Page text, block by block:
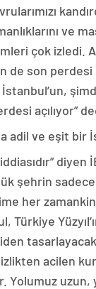
ve
çok izledi.
de son perdesi
açılıyor”
adil ve eşit bir
diyen
şehrin
her
Türkiye
acilen
Yolumuz